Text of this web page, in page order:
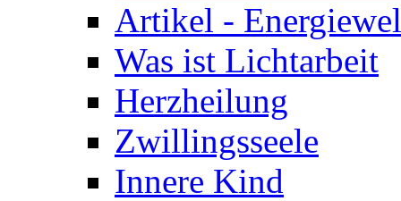
Artikel -
Was ist Lichtarbeit
Herzheilung
Zwillingsseele
Innere Kind